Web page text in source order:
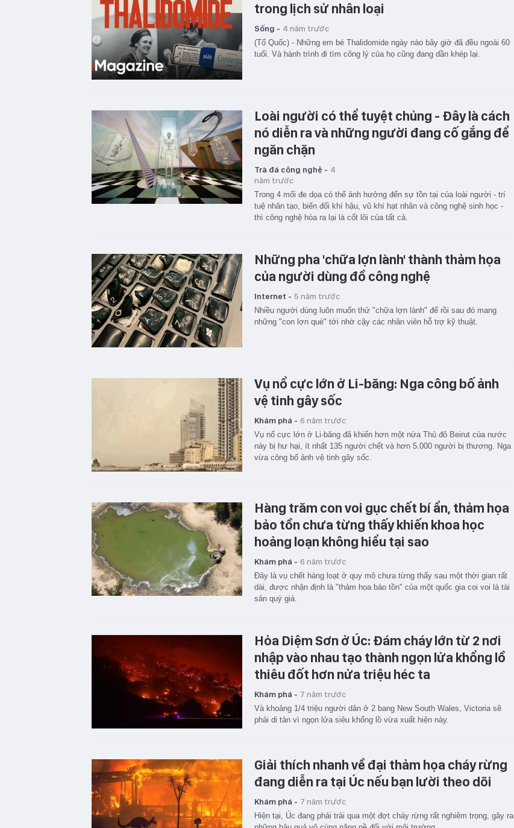
trong lịch sử nhân loại
Sống - 4 năm trước
(Tổ Quốc) - Những em bé Thalidomide ngày nào bây giờ đã đều ngoài 60
tuổi. Và hành trình đi tìm công lý của họ cũng đang dần khép lại.
Loài người có thể tuyệt chủng - Đây là cách
nó diễn ra và những người đang cố gắng để
ngăn chặn
Trà đá công nghệ - 4
năm trước
Trong 4 mối đe dọa có thể ảnh hưởng đến sự tồn tại của loài người - trí
tuệ nhân tạo, biến đổi khí hậu, vũ khí hạt nhân và công nghệ sinh học -
thì công nghệ hóa ra lại là cốt lõi của tất cả.
Những pha 'chữa lợn lành' thành thảm họa
của người dùng đồ công nghệ
Internet - 5 năm trước
Nhiều người dùng luôn muốn thử "chữa lợn lành" để rồi sau đó mang
những "con lợn què" tới nhờ cậy các nhân viên hỗ trợ kỹ thuật.
Vụ nổ cực lớn ở Li-băng: Nga công bố ảnh
vệ tinh gây sốc
Khám phá - 6 năm trước
Vụ nổ cực lớn ở Li-băng đã khiến hơn một nửa Thủ đô Beirut của nước
này bị hư hại, ít nhất 135 người chết và hơn 5.000 người bị thương. Nga
vừa công bố ảnh vệ tinh gây sốc.
Hàng trăm con voi gục chết bí ẩn, thảm họa
bảo tồn chưa từng thấy khiến khoa học
hoảng loạn không hiểu tại sao
Khám phá - 6 năm trước
Đây là vụ chết hàng loạt ở quy mô chưa từng thấy sau một thời gian rất
dài, được nhận định là "thảm họa bảo tồn" của một quốc gia coi voi là tài
sản quý giá.
Hỏa Diệm Sơn ở Úc: Đám cháy lớn từ 2 nơi
nhập vào nhau tạo thành ngọn lửa khổng lồ
thiêu đốt hơn nửa triệu héc ta
Khám phá - 7 năm trước
Và khoảng 1/4 triệu người dân ở 2 bang New South Wales, Victoria sẽ
phải di tản vì ngọn lửa siêu khổng lồ vừa xuất hiện này.
Giải thích nhanh về đại thảm họa cháy rừng
đang diễn ra tại Úc nếu bạn lười theo dõi
Khám phá - 7 năm trước
Hiện tại, Úc đang phải trải qua một đợt cháy rừng rất nghiêm trọng, gây ra